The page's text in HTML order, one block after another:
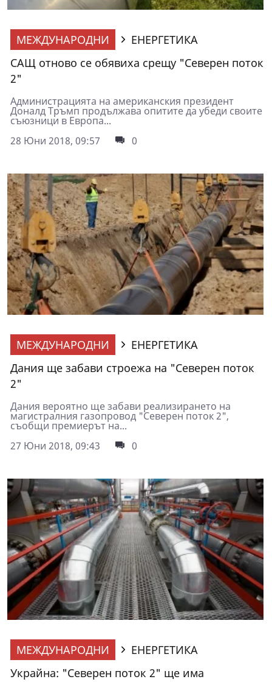
МЕЖДУНАРОДНИ
ЕНЕРГЕТИКА
САЩ отново се обявиха срещу "Северен поток
2"
Администрацията на американския президент
Доналд Тръмп продължава опитите да убеди своите
съюзници в Европа...
28 Юни 2018, 09:57
0
МЕЖДУНАРОДНИ
ЕНЕРГЕТИКА
Дания ще забави строежа на "Северен поток
2"
Дания вероятно ще забави реализирането на
магистралния газопровод "Северен поток 2",
съобщи премиерът на...
27 Юни 2018, 09:43
0
МЕЖДУНАРОДНИ
ЕНЕРГЕТИКА
Украйна: "Северен поток 2" ще има